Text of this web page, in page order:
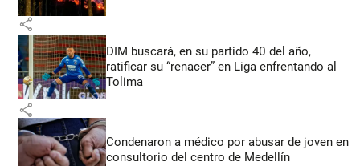
share
DIM buscará, en su partido 40 del año,
ratificar su “renacer” en Liga enfrentando al
Tolima
share
Condenaron a médico por abusar de joven en
consultorio del centro de Medellín